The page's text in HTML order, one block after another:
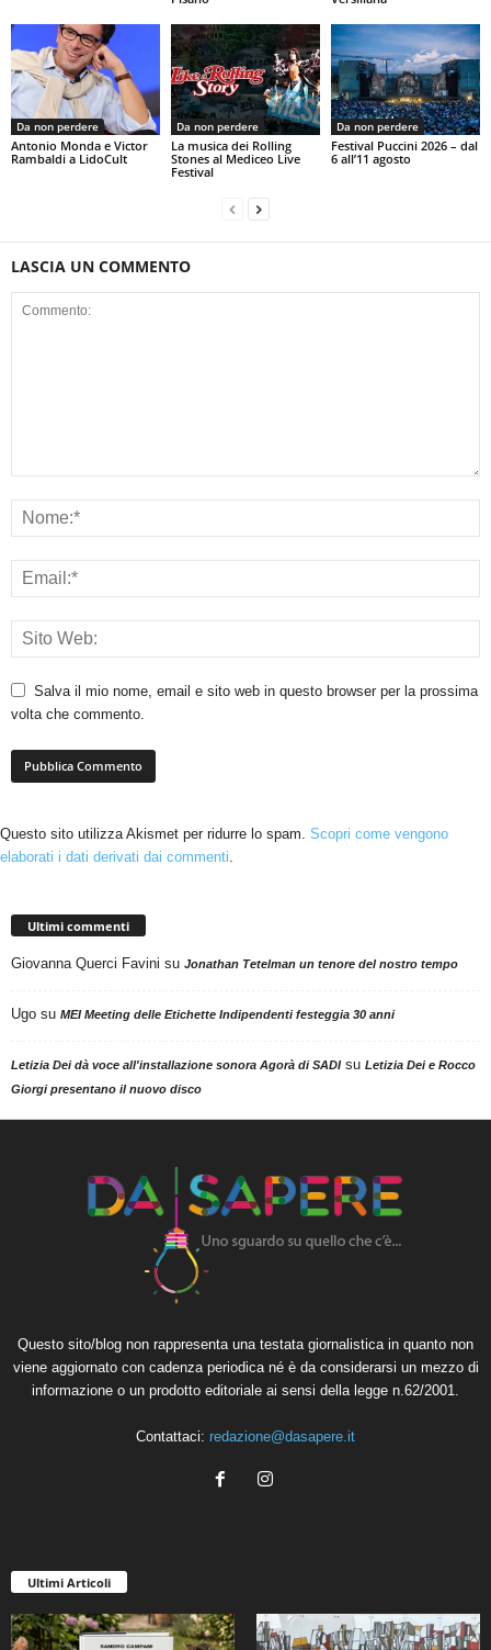
Da non perdere
Antonio Monda e Victor
Rambaldi a LidoCult
Da non perdere
La musica dei Rolling
Stones al Mediceo Live
Festival
Da non perdere
Festival Puccini 2026 – dal
6 all’11 agosto
LASCIA UN COMMENTO
Salva il mio nome, email e sito web in questo browser per la prossima
volta che commento.
Questo sito utilizza Akismet per ridurre lo spam. Scopri come vengono
elaborati i dati derivati dai commenti.
Ultimi commenti
Giovanna Querci Favini su Jonathan Tetelman un tenore del nostro tempo
Ugo su MEI Meeting delle Etichette Indipendenti festeggia 30 anni
Letizia Dei dà voce all'installazione sonora Agorà di SADIsu Letizia Dei e Rocco
Giorgi presentano il nuovo disco
Questo sito/blog non rappresenta una testata giornalistica in quanto non
viene aggiornato con cadenza periodica né è da considerarsi un mezzo di
informazione o un prodotto editoriale ai sensi della legge n.62/2001.
Contattaci: redazione@dasapere.it
Ultimi Articoli